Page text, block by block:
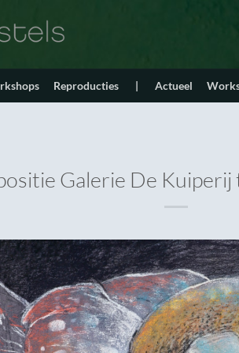
Reproducties | Actueel
Galerie De